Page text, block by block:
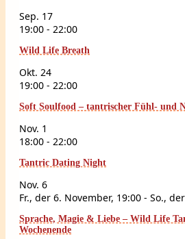
Sep. 17
19:00 - 22:00
Wild Life Breath
Okt. 24
19:00 - 22:00
Soft Soulfood – tantrischer Fühl- und
Nov. 1
18:00 - 22:00
Tantric Dating Night
Nov. 6
Fr., der 6. November, 19:00 - So.,
Sprache, Magie & Liebe – Wild Life
Wochenende